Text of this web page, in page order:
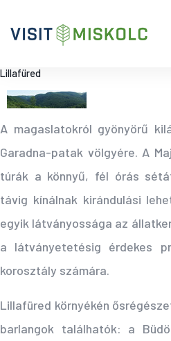
Lillafüred
A magaslatokról gyönyörű
Garadna-patak völgyére. A
túrák a könnyű, fél órás
távig kínálnak kirándulási
egyik látványossága az
a látványetetésig érdekes
korosztály számára.
Lillafüred környékén
barlangok találhatók: a